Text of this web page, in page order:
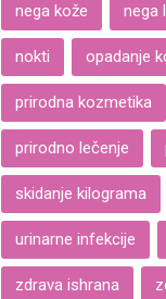
nega kože nega
nokti opadanje
prirodna kozmetika
prirodno lečenje
skidanje kilograma
urinarne infekcije
zdrava ishrana